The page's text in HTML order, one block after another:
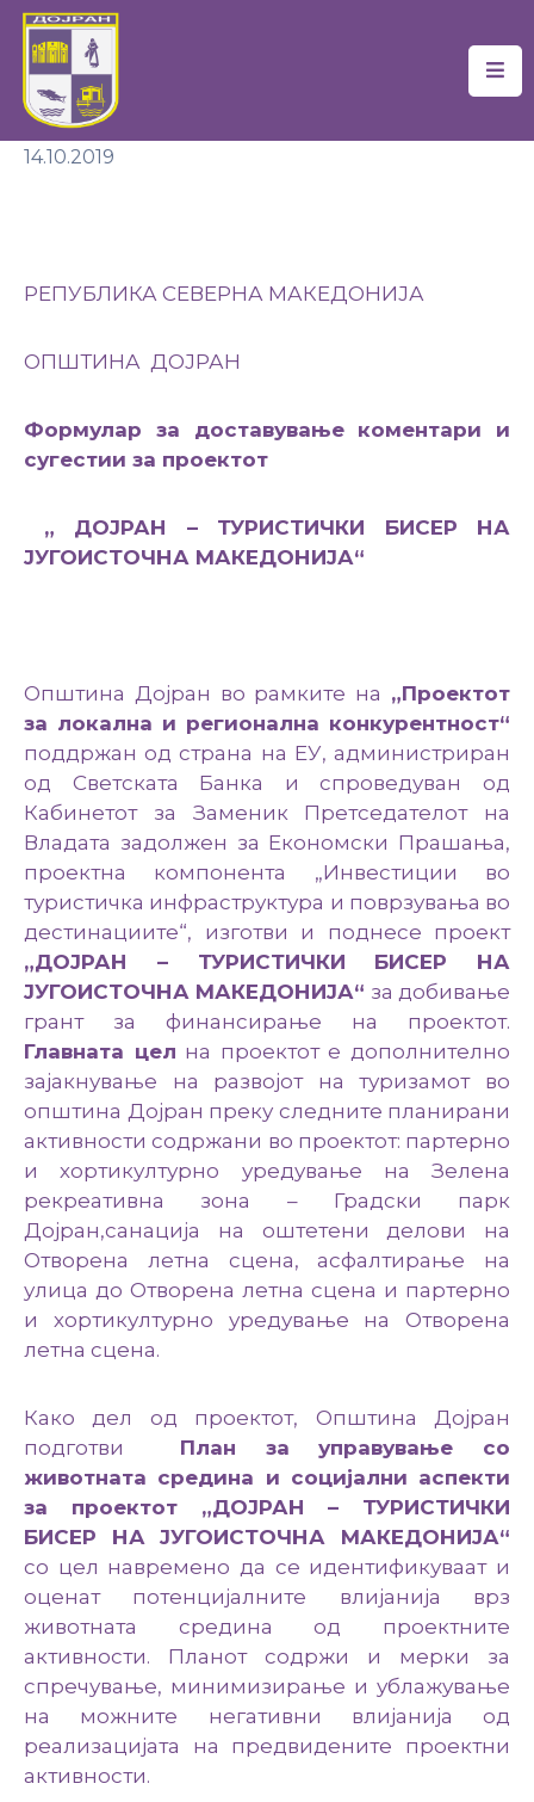
Почетна
Локална
Проекти
Документи
Финансии
Настани
14.10.2019
РЕПУБЛИКА СЕВЕРНА МАКЕДОНИЈА
ОПШТИНА ДОЈРАН
Формулар за доставување коментари и
сугестии за проектот
„ ДОЈРАН – ТУРИСТИЧКИ БИСЕР НА
ЈУГОИСТОЧНА МАКЕДОНИЈА“
Општина Дојран во рамките на „Проектот
за локална и регионална конкурентност“
поддржан од страна на ЕУ, администриран
од Светската Банка и спроведуван од
Кабинетот за Заменик Претседателот на
Владата задолжен за Економски Прашања,
проектна компонента „Инвестиции во
туристичка инфраструктура и поврзувања во
дестинациите“, изготви и поднесе проект
„ДОЈРАН – ТУРИСТИЧКИ БИСЕР НА
ЈУГОИСТОЧНА МАКЕДОНИЈА“ за добивање
грант за финансирање на проектот.
Главната цел на проектот е дополнително
зајакнување на развојот на туризамот во
општина Дојран преку следните планирани
активности содржани во проектот: партерно
и хортикултурно уредување на Зелена
рекреативна зона – Градски парк
Дојран,санација на оштетени делови на
Отворена летна сцена, асфалтирање на
улица до Отворена летна сцена и партернo
и хортикултурно уредување на Отворена
летна сцена.
Како дел од проектот, Општина Дојран
подготви План за управување со
животната средина и социјални аспекти
за проектот „ДОЈРАН – ТУРИСТИЧКИ
БИСЕР НА ЈУГОИСТОЧНА МАКЕДОНИЈА“
со цел навремено да се идентификуваат и
оценат потенцијалните влијанија врз
животната средина од проектните
активности. Планот содржи и мерки за
спречување, минимизирање и ублажување
на можните негативни влијанија од
реализацијата на предвидените проектни
активности.